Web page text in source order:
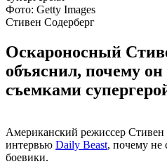
Фото: Getty Images
Стивен Содерберг
Оскароносный
объяснил, почему он
съемками
Американский режиссер Стивен
интервью Daily Beast, почему не
боевики.